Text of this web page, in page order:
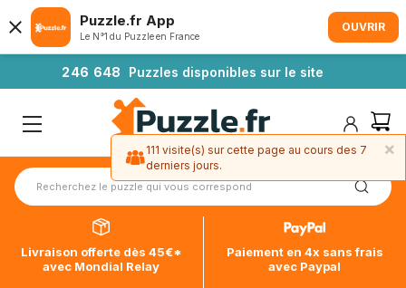
246 648 Puzzles disponibles sur le site
Livraison offerte dès 45€*
avec Mondial Relay
Paiement en 4x sans frais
avec Paypal
Puzzle.fr App
Le N°1 du Puzzle en France
OUVRIR
×
111 visite(s) sur cette page au cours des 7
derniers jours.